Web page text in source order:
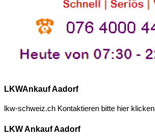
LKWAnkauf Aadorf
lkw-schweiz.ch Kontaktieren bitte hier klicken
LKW Ankauf Aadorf